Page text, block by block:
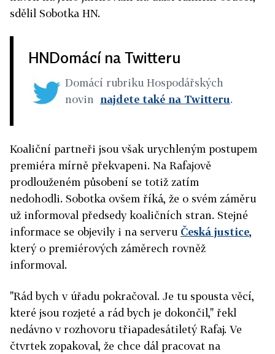
sdělil Sobotka HN.
HNDomácí na Twitteru
Domácí rubriku Hospodářských
novin najdete také na Twitteru.
Koaliční partneři jsou však urychleným postupem
premiéra mírně překvapeni. Na Rafajově
prodlouženém působení se totiž zatím
nedohodli. Sobotka ovšem říká, že o svém záměru
už informoval předsedy koaličních stran. Stejné
informace se objevily i na serveru Česká justice,
který o premiérových záměrech rovněž
informoval.
"Rád bych v úřadu pokračoval. Je tu spousta věcí,
které jsou rozjeté a rád bych je dokončil," řekl
nedávno v rozhovoru třiapadesátiletý Rafaj. Ve
čtvrtek zopakoval, že chce dál pracovat na